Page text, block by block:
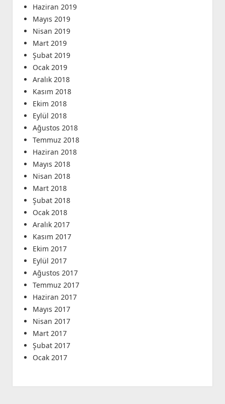
Haziran 2019
Mayıs 2019
Nisan 2019
Mart 2019
Şubat 2019
Ocak 2019
Aralık 2018
Kasım 2018
Ekim 2018
Eylül 2018
Ağustos 2018
Temmuz 2018
Haziran 2018
Mayıs 2018
Nisan 2018
Mart 2018
Şubat 2018
Ocak 2018
Aralık 2017
Kasım 2017
Ekim 2017
Eylül 2017
Ağustos 2017
Temmuz 2017
Haziran 2017
Mayıs 2017
Nisan 2017
Mart 2017
Şubat 2017
Ocak 2017